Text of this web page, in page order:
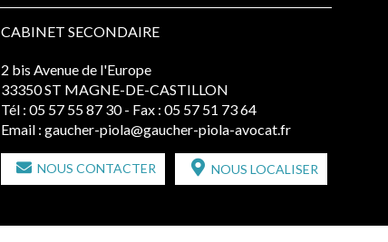
CABINET SECONDAIRE
2 bis Avenue de l'Europe
33350 ST MAGNE-DE-CASTILLON
Tél : 05 57 55 87 30 - Fax : 05 57 51 73 64
Email : gaucher-piola@gaucher-piola-avocat.fr
NOUS CONTACTER NOUS LOCALISER